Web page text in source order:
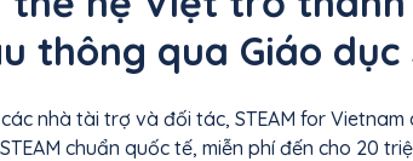
thông qua Giáo dục
nhà tài trợ và đối tác, STEAM for
chuẩn quốc tế, miễn phí đến cho 20